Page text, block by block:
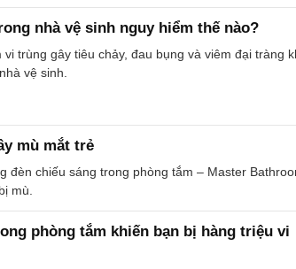
nhà vệ sinh nguy hiểm thế nào?
vi trùng gây tiêu chảy, đau bụng và viêm đại tràng
vệ sinh.
mù mắt trẻ
đèn chiếu sáng trong phòng tắm – Master
mù.
phòng tắm khiến bạn bị hàng triệu vi